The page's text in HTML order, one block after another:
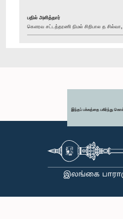
பதில் அளித்தார்
கௌரவ சட்டத்தரணி நிமல் சிறிபால த சில்வா,
இந்தப் பக்கத்தை பகிர்ந்து